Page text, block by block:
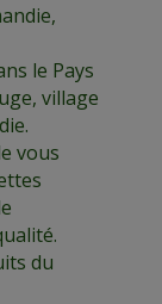
le Pays
village
vous
du